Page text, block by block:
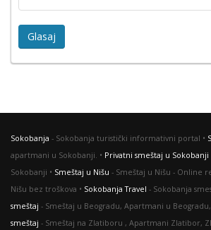
Glasaj
Sokobanja - Sokobanja turistički informativni portal •
apartmani u Sokobanji. • Privatni smeštaj u Sokobanji
Sokobanji • Smeštaj u Nišu - Smeštaj u Nišu - Online
Nišu bez troškova • Sokobanja Travel - Sokobanja
smeštaj - Smeštaj u Beogradu, Apartmani u Beogradu,
smeštaj - Smeštaj na Zlatiboru , Apartmani Zlatibor,